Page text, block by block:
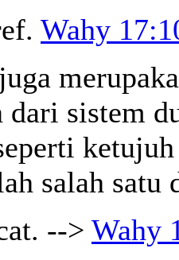
Wahy
dari sistem
salah satu
--> Wahy